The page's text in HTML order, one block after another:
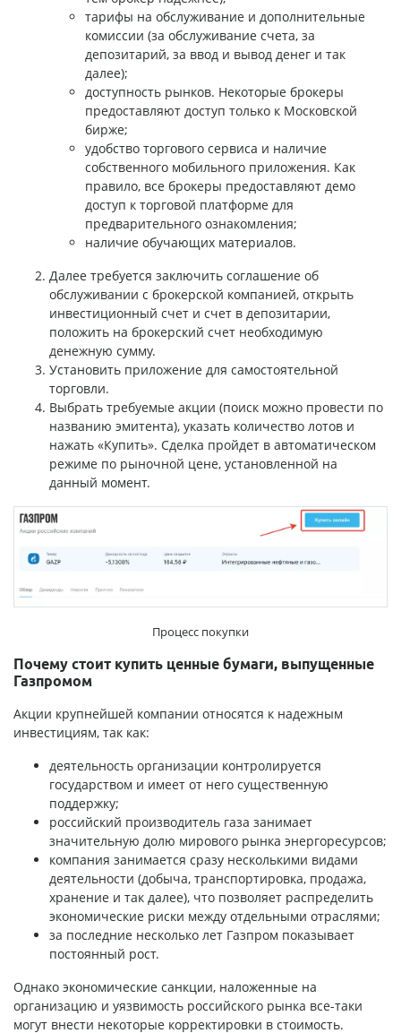
тарифы на обслуживание и дополнительные
комиссии (за обслуживание счета, за
депозитарий, за ввод и вывод денег и так
далее);
доступность рынков. Некоторые брокеры
предоставляют доступ только к Московской
бирже;
удобство торгового сервиса и наличие
собственного мобильного приложения. Как
правило, все брокеры предоставляют демо
доступ к торговой платформе для
предварительного ознакомления;
наличие обучающих материалов.
Далее требуется заключить соглашение об
обслуживании с брокерской компанией, открыть
инвестиционный счет и счет в депозитарии,
положить на брокерский счет необходимую
денежную сумму.
Установить приложение для самостоятельной
торговли.
Выбрать требуемые акции (поиск можно провести по
названию эмитента), указать количество лотов и
нажать «Купить». Сделка пройдет в автоматическом
режиме по рыночной цене, установленной на
данный момент.
Процесс покупки
Почему стоит купить ценные бумаги, выпущенные
Газпромом
Акции крупнейшей компании относятся к надежным
инвестициям, так как:
деятельность организации контролируется
государством и имеет от него существенную
поддержку;
российский производитель газа занимает
значительную долю мирового рынка энергоресурсов;
компания занимается сразу несколькими видами
деятельности (добыча, транспортировка, продажа,
хранение и так далее), что позволяет распределить
экономические риски между отдельными отраслями;
за последние несколько лет Газпром показывает
постоянный рост.
Однако экономические санкции, наложенные на
организацию и уязвимость российского рынка все-таки
могут внести некоторые корректировки в стоимость.